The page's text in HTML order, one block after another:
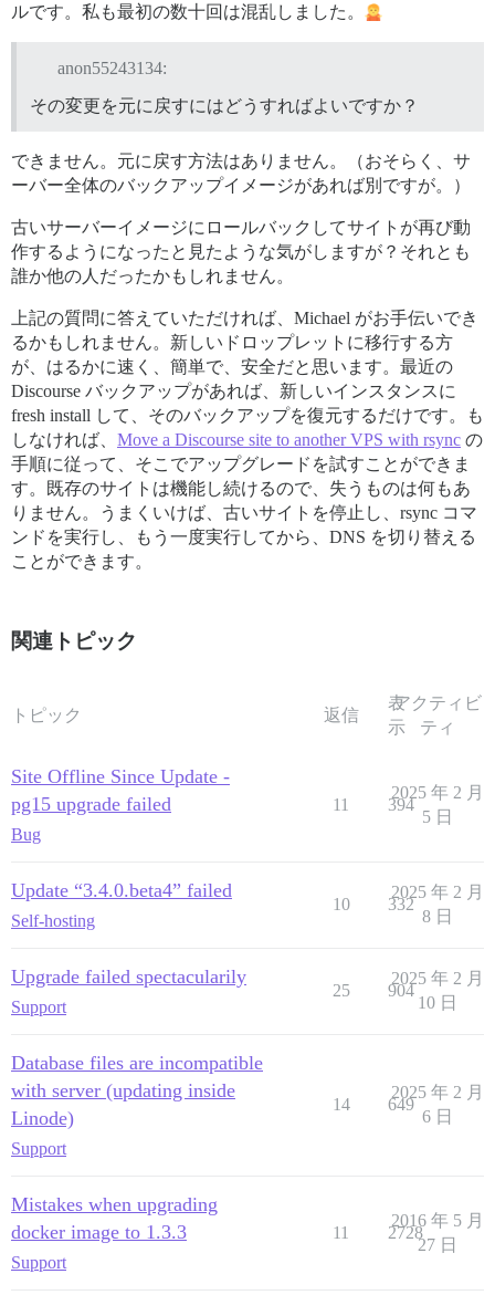
ルです。私も最初の数十回は混乱しました。
anon55243134:
その変更を元に戻すにはどうすればよいですか？
できません。元に戻す方法はありません。（おそらく、サ
ーバー全体のバックアップイメージがあれば別ですが。）
古いサーバーイメージにロールバックしてサイトが再び動
作するようになったと見たような気がしますが？それとも
誰か他の人だったかもしれません。
上記の質問に答えていただければ、Michael がお手伝いでき
るかもしれません。新しいドロップレットに移行する方
が、はるかに速く、簡単で、安全だと思います。最近の
Discourse バックアップがあれば、新しいインスタンスに
fresh install して、そのバックアップを復元するだけです。も
しなければ、 Move a Discourse site to another VPS with rsync の
手順に従って、そこでアップグレードを試すことができま
す。既存のサイトは機能し続けるので、失うものは何もあ
りません。うまくいけば、古いサイトを停止し、rsync コマ
ンドを実行し、もう一度実行してから、DNS を切り替える
ことができます。
関連トピック
トピック 返信
表
示
アクティビ
ティ
Site Offline Since Update -
pg15 upgrade failed
Bug
11 394
2025 年 2 月
5 日
Update “3.4.0.beta4” failed
Self-hosting
10 332
2025 年 2 月
8 日
Upgrade failed spectacularily
Support
25 904
2025 年 2 月
10 日
Database files are incompatible
with server (updating inside
Linode)
Support
14 649
2025 年 2 月
6 日
Mistakes when upgrading
docker image to 1.3.3
Support
11 2728
2016 年 5 月
27 日